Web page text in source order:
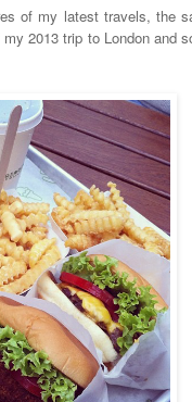
of my latest travels, the
2013 trip to London and